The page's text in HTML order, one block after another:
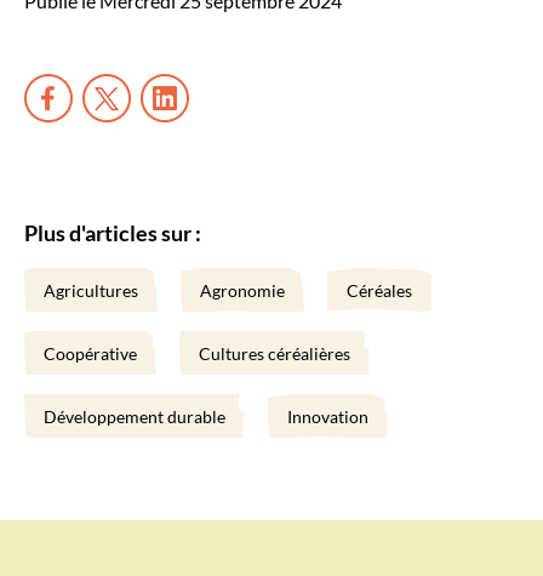
Plus d'articles sur :
Agricultures Agronomie Céréales
Coopérative Cultures céréalières
Développement durable Innovation